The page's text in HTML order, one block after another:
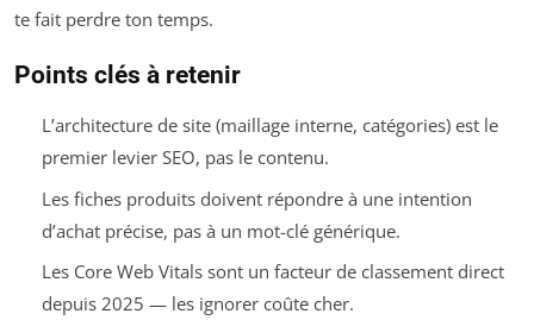
te fait perdre ton temps.
Points clés à retenir
L’architecture de site (maillage interne, catégories) est le
premier levier SEO, pas le contenu.
Les fiches produits doivent répondre à une intention
d’achat précise, pas à un mot-clé générique.
Les Core Web Vitals sont un facteur de classement direct
depuis 2025 — les ignorer coûte cher.